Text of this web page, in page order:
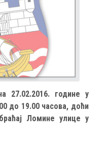
27.02.2016. године у
до 19.00 часова, доћи
Ломине улице у